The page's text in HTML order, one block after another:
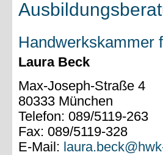
Handwerkskammer
Laura Beck
Max-Joseph-Straße 4
80333 München
Telefon: 089/5119-263
Fax: 089/5119-328
E-Mail: